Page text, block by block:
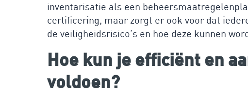
inventarisatie als een
certificering, maar zorgt er ook voor dat
de veiligheidsrisico’s en hoe deze kunnen
Hoe kun je efficiënt en
voldoen?